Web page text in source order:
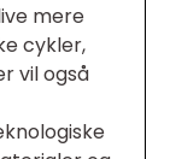
mere
cykler,
vil også